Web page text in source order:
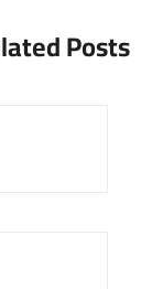
Posts